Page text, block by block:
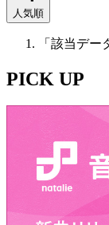
人気順
「該当デー
PICK UP